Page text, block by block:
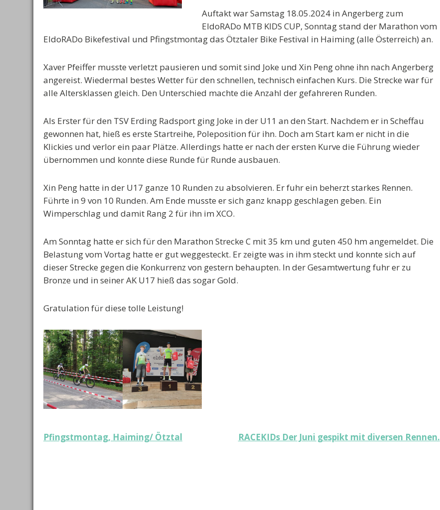
Auftakt war Samstag 18.05.2024 in Angerberg zum
EldoRADo MTB KIDS CUP, Sonntag stand der Marathon vom
EldoRADo Bikefestival und Pfingstmontag das Ötztaler Bike Festival in Haiming (alle Österreich) an.
Xaver Pfeiffer musste verletzt pausieren und somit sind Joke und Xin Peng ohne ihn nach Angerberg
angereist. Wiedermal bestes Wetter für den schnellen, technisch einfachen Kurs. Die Strecke war für
alle Altersklassen gleich. Den Unterschied machte die Anzahl der gefahreren Runden.
Als Erster für den TSV Erding Radsport ging Joke in der U11 an den Start. Nachdem er in Scheffau
gewonnen hat, hieß es erste Startreihe, Poleposition für ihn. Doch am Start kam er nicht in die
Klickies und verlor ein paar Plätze. Allerdings hatte er nach der ersten Kurve die Führung wieder
übernommen und konnte diese Runde für Runde ausbauen.
Xin Peng hatte in der U17 ganze 10 Runden zu absolvieren. Er fuhr ein beherzt starkes Rennen.
Führte in 9 von 10 Runden. Am Ende musste er sich ganz knapp geschlagen geben. Ein
Wimperschlag und damit Rang 2 für ihn im XCO.
Am Sonntag hatte er sich für den Marathon Strecke C mit 35 km und guten 450 hm angemeldet. Die
Belastung vom Vortag hatte er gut weggesteckt. Er zeigte was in ihm steckt und konnte sich auf
dieser Strecke gegen die Konkurrenz von gestern behaupten. In der Gesamtwertung fuhr er zu
Bronze und in seiner AK U17 hieß das sogar Gold.
Gratulation für diese tolle Leistung!
Beitragsnavigation
Pfingstmontag, Haiming/ Ötztal RACEKIDs Der Juni gespikt mit diversen Rennen.